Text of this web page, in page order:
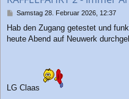
B
i
t
Samstag 28. Februar 2026, 12:37
Hab den Zugang getestet und
heute Abend auf Neuwerk
LG Claas